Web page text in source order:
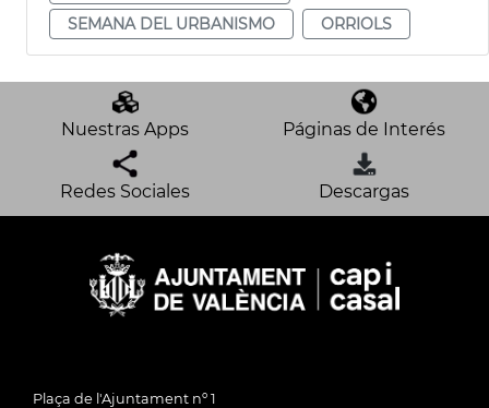
SEMANA DEL URBANISMO
ORRIOLS
Nuestras Apps Páginas de Interés
Redes Sociales Descargas
Plaça de l'Ajuntament nº 1